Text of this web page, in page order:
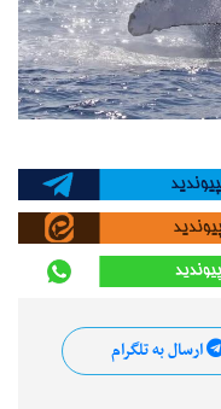
ارسال به تلگرام